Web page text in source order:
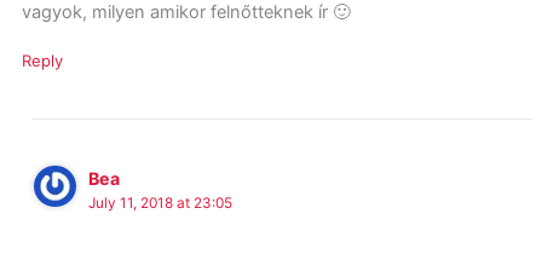
vagyok, milyen amikor felnőtteknek ír 🙂
Reply
Bea
July 11, 2018 at 23:05